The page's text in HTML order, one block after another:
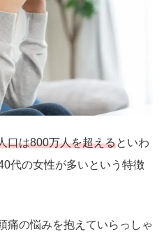
口は800万人を超えるといわ
代の女性が多いという特徴
痛の悩みを抱えていらっしゃ